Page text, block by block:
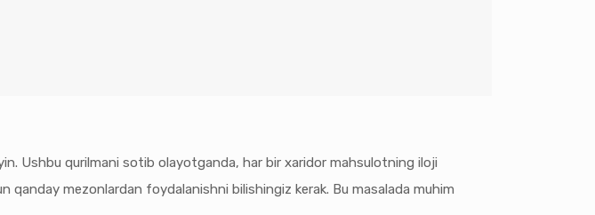
Ushbu qurilmani sotib olayotganda, har bir xaridor mahsulotning iloji
mezonlardan foydalanishni bilishingiz kerak. Bu masalada muhim